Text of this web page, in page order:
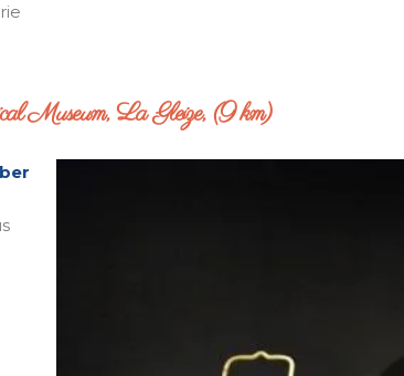
Museum, La Gleize, (9 km)